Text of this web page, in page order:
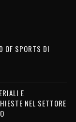
OF SPORTS DI
E
NEL SETTORE